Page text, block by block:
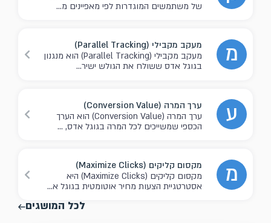
של משתמשים המוגדרות לפי מאפיינים מ...
מ
מעקב מקבילי (Parallel Tracking)
מעקב מקבילי (Parallel Tracking) הוא מנגנון
בגוגל אדס ששולח את הגולש ישיר...
ע
ערך המרה (Conversion Value)
ערך המרה (Conversion Value) הוא הערך
הכספי שמשייכים לכל המרה בגוגל אדס, ...
מ
מקסום קליקים (Maximize Clicks)
מקסום קליקים (Maximize Clicks) היא
אסטרטגיית הצעות מחיר אוטומטית בגוגל א...
לכל המושגים